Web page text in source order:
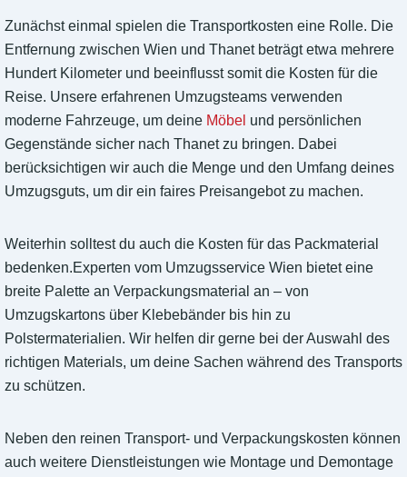
Zunächst einmal spielen die Transportkosten eine Rolle. Die
Entfernung zwischen Wien und Thanet beträgt etwa mehrere
Hundert Kilometer und beeinflusst somit die Kosten für die
Reise. Unsere erfahrenen Umzugsteams verwenden
moderne Fahrzeuge, um deine Möbel und persönlichen
Gegenstände sicher nach Thanet zu bringen. Dabei
berücksichtigen wir auch die Menge und den Umfang deines
Umzugsguts, um dir ein faires Preisangebot zu machen.
Weiterhin solltest du auch die Kosten für das Packmaterial
bedenken.Experten vom Umzugsservice Wien bietet eine
breite Palette an Verpackungsmaterial an – von
Umzugskartons über Klebebänder bis hin zu
Polstermaterialien. Wir helfen dir gerne bei der Auswahl des
richtigen Materials, um deine Sachen während des Transports
zu schützen.
Neben den reinen Transport- und Verpackungskosten können
auch weitere Dienstleistungen wie Montage und Demontage